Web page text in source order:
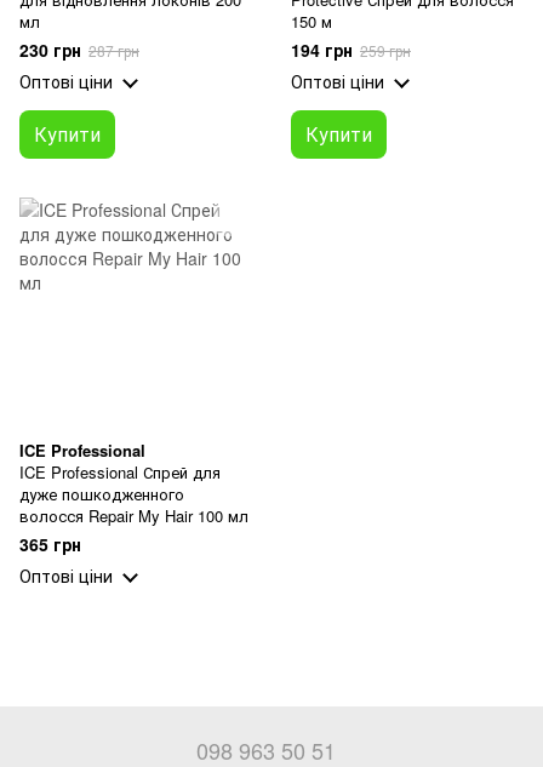
мл
230 грн 287 грн
Оптові ціни
Купити
150 м
194 грн 259 грн
Оптові ціни
Купити
ICE Professional
ICE Professional Спрей для
дуже пошкодженного
волосся Repair My Hair 100 мл
365 грн
Оптові ціни
098 963 50 51